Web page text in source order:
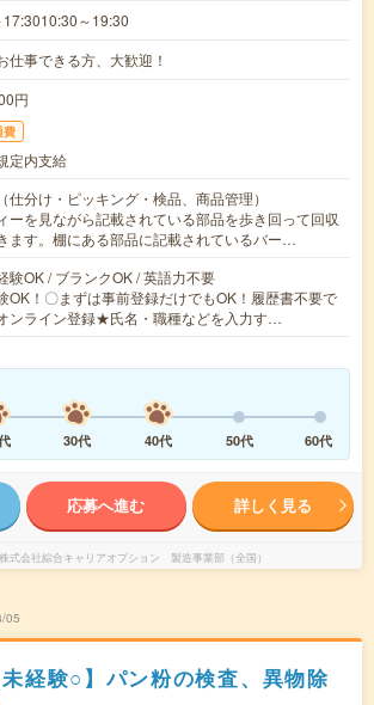
～19:30
仕事できる方、大歓迎！
円
費
定内支給
仕分け・ピッキング・検品、商品管理）
ーを見ながら記載されている部品を歩き回って回収
ます。棚にある部品に記載されているバー…
験OK / ブランクOK / 英語力不要
！〇まずは事前登録だけでもOK！履歴書不要で
ンライン登録★氏名・職種などを入力す…
30代 40代 50代 60代
応募へ進む 詳しく見る
株式会社綜合キャリアオプション 製造事業部（全国）
05
未経験○】パン粉の検査、異物除